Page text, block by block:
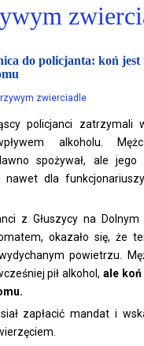
do policjanta: koń jest
zwierciadle
policjanci zatrzymali
alkoholu.
spożywał, ale jego
nawet dla
z Głuszycy na
okazało się, że
powietrzu.
pił alkohol, ale koń
zapłacić mandat i